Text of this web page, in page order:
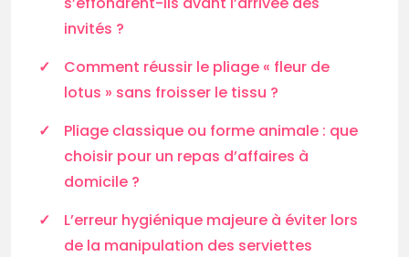
invités ?
Comment réussir le pliage « fleur de
lotus » sans froisser le tissu ?
Pliage classique ou forme animale : que
choisir pour un repas d’affaires à
domicile ?
L’erreur hygiénique majeure à éviter lors
de la manipulation des serviettes